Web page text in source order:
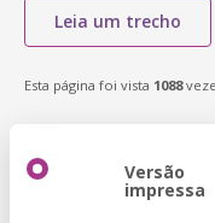
Leia um trecho
Esta página foi vista 1088
Versão
impressa